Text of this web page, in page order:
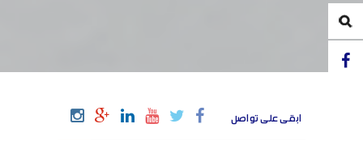
ابقى على تواصل